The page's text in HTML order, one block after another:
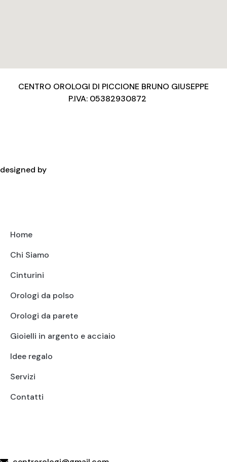
CENTRO OROLOGI DI PICCIONE BRUNO GIUSEPPE
P.IVA: 05382930872
designed by
Home
Chi Siamo
Cinturini
Orologi da polso
Orologi da parete
Gioielli in argento e acciaio
Idee regalo
Servizi
Contatti